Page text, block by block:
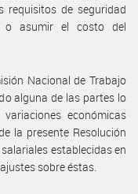
requisitos de seguridad
o asumir el costo del
Nacional de Trabajo
alguna de las partes lo
económicas
la presente Resolución
establecidas en
sobre éstas.